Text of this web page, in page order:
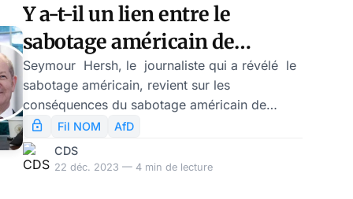
difficulté, ou de pat stratégique, utilise son
arme nucléaire. Que faut-il penser de tout cel
Y a-t-il un lien entre le
sabotage américain de
Nordstream et la montée de
la droite nationale
allemande?
Seymour Hersh, le journaliste qui a révélé le
sabotage américain, revient sur les
conséquences du sabotage américain de
Nordstream pour l’Allemagne. La
désindustrialisation est en marche. En bon
démocrate américain, le journaliste s’effraie
Fil NOM
AfD
CDS
22 déc. 2023 — 4 min de lecture